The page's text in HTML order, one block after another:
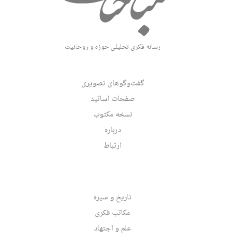
رسانه فکری تحلیلی حوزه و روحانیت
گفت‌وگوهای تصویری
صفحات اساتید
نسخه مکتوب
درباره
ارتباط
تاریخ و سیره
مکاتب فکری
علم و اجتهاد